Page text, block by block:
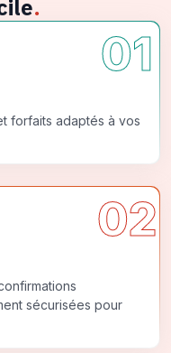
.
01
forfaits adaptés à vos
02
sécurisées pour